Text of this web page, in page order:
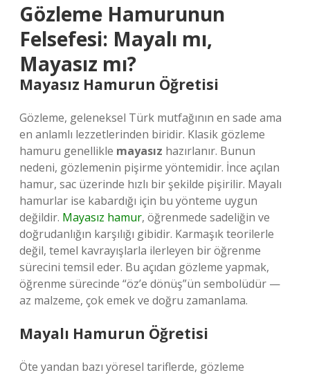
Gözleme Hamurunun
Felsefesi: Mayalı mı,
Mayasız mı?
Mayasız Hamurun Öğretisi
Gözleme, geleneksel Türk mutfağının en sade ama
en anlamlı lezzetlerinden biridir. Klasik gözleme
hamuru genellikle mayasız hazırlanır. Bunun
nedeni, gözlemenin pişirme yöntemidir. İnce açılan
hamur, sac üzerinde hızlı bir şekilde pişirilir. Mayalı
hamurlar ise kabardığı için bu yönteme uygun
değildir. Mayasız hamur, öğrenmede sadeliğin ve
doğrudanlığın karşılığı gibidir. Karmaşık teorilerle
değil, temel kavrayışlarla ilerleyen bir öğrenme
sürecini temsil eder. Bu açıdan gözleme yapmak,
öğrenme sürecinde “öz’e dönüş”ün sembolüdür —
az malzeme, çok emek ve doğru zamanlama.
Mayalı Hamurun Öğretisi
Öte yandan bazı yöresel tariflerde, gözleme